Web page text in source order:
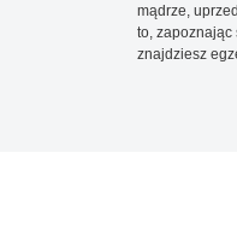
mądrze,
to, zapoznając
znajdziesz